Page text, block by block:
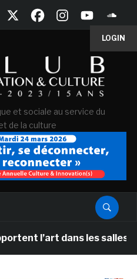
LOGIN
et sociale au service du
de la culture
l’art dans les salles de